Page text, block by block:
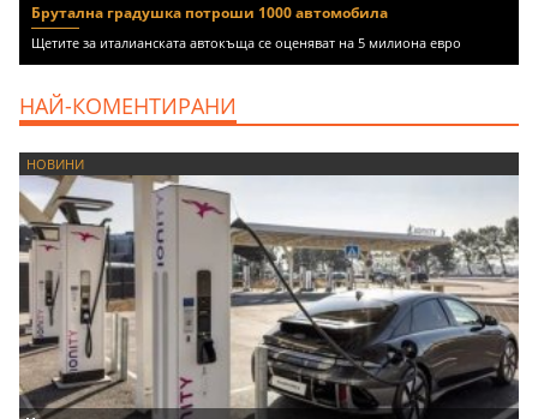
Брутална градушка потроши 1000 автомобила
Щетите за италианската автокъща се оценяват на 5 милиона евро
НАЙ-КОМЕНТИРАНИ
НОВИНИ